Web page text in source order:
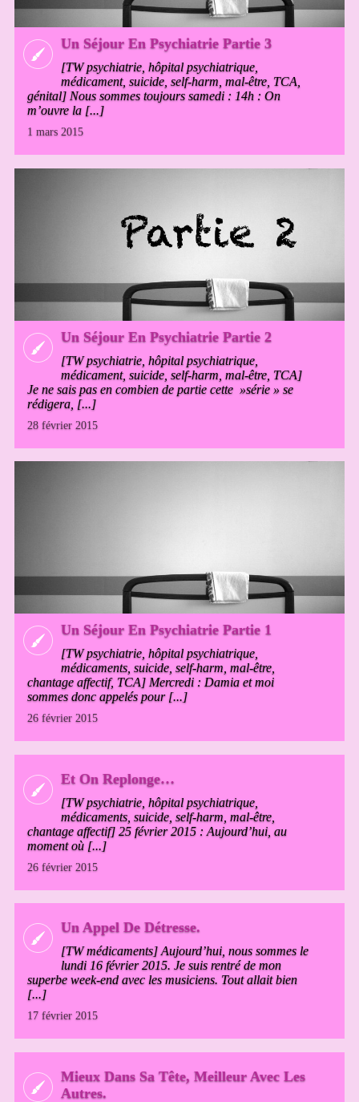
Un Séjour En Psychiatrie Partie 3
[TW psychiatrie, hôpital psychiatrique,
médicament, suicide, self-harm, mal-être, TCA,
génital] Nous sommes toujours samedi : 14h : On
m’ouvre la [...]
1 mars 2015
Un Séjour En Psychiatrie Partie 2
[TW psychiatrie, hôpital psychiatrique,
médicament, suicide, self-harm, mal-être, TCA]
Je ne sais pas en combien de partie cette »série » se
rédigera, [...]
28 février 2015
Un Séjour En Psychiatrie Partie 1
[TW psychiatrie, hôpital psychiatrique,
médicaments, suicide, self-harm, mal-être,
chantage affectif, TCA] Mercredi : Damia et moi
sommes donc appelés pour [...]
26 février 2015
Et On Replonge…
[TW psychiatrie, hôpital psychiatrique,
médicaments, suicide, self-harm, mal-être,
chantage affectif] 25 février 2015 : Aujourd’hui, au
moment où [...]
26 février 2015
Un Appel De Détresse.
[TW médicaments] Aujourd’hui, nous sommes le
lundi 16 février 2015. Je suis rentré de mon
superbe week-end avec les musiciens. Tout allait bien
[...]
17 février 2015
Mieux Dans Sa Tête, Meilleur Avec Les
Autres.